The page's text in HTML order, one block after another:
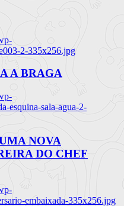
2-335x256.jpg
A BRAGA
esquina-sala-agua-2-
NOVA
DO CHEF
embaixada-335x256.jpg